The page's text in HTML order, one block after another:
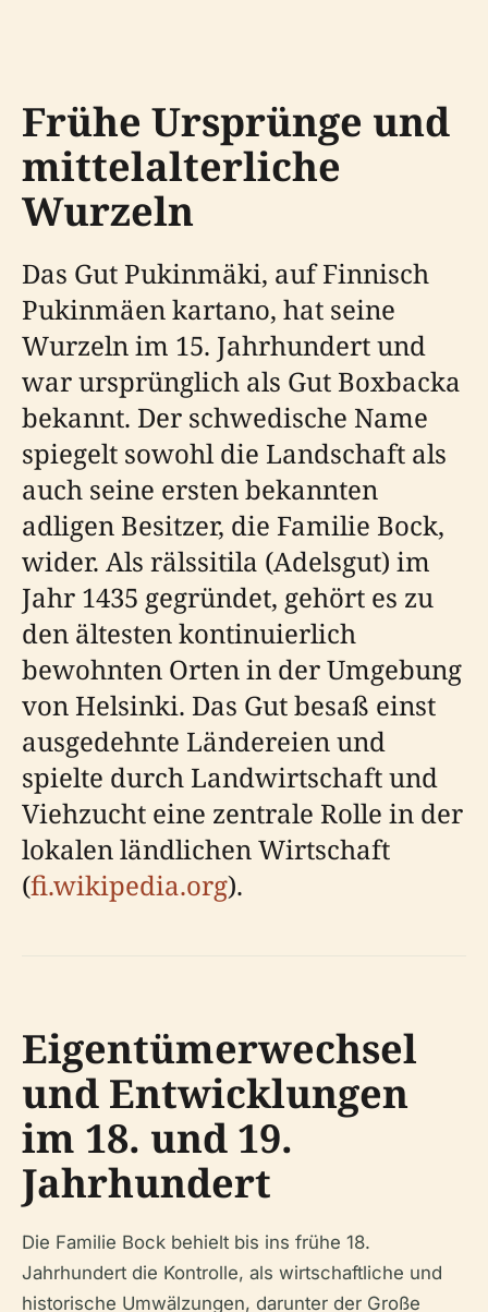
Frühe Ursprünge und
mittelalterliche
Wurzeln
Das Gut Pukinmäki, auf Finnisch
Pukinmäen kartano, hat seine
Wurzeln im 15. Jahrhundert und
war ursprünglich als Gut Boxbacka
bekannt. Der schwedische Name
spiegelt sowohl die Landschaft als
auch seine ersten bekannten
adligen Besitzer, die Familie Bock,
wider. Als rälssitila (Adelsgut) im
Jahr 1435 gegründet, gehört es zu
den ältesten kontinuierlich
bewohnten Orten in der Umgebung
von Helsinki. Das Gut besaß einst
ausgedehnte Ländereien und
spielte durch Landwirtschaft und
Viehzucht eine zentrale Rolle in der
lokalen ländlichen Wirtschaft
(fi.wikipedia.org).
Eigentümerwechsel
und Entwicklungen
im 18. und 19.
Jahrhundert
Die Familie Bock behielt bis ins frühe 18.
Jahrhundert die Kontrolle, als wirtschaftliche und
historische Umwälzungen, darunter der Große